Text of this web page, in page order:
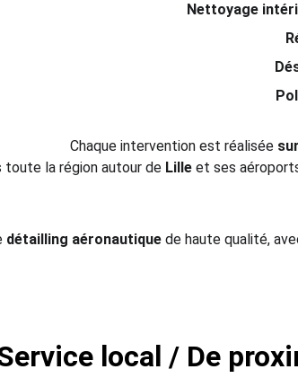
Nettoyage
Chaque intervention est réalisée
toute la région autour de Lille et ses
détailling aéronautique de haute qualité,
local / De